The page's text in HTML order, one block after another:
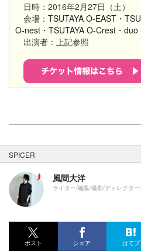
日時：2016年2月27日（土）
会場： TSUTAYA O-EAST・
O-nest・TSUTAYA O-Crest・
出演者：上記参照
SPICER
風間大洋
ライター/編集/撮影/ディレクタ
ポスト シェア はてブ